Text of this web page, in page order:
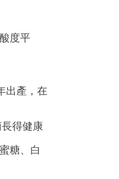
度平
出產，在
長得健康
糖、白